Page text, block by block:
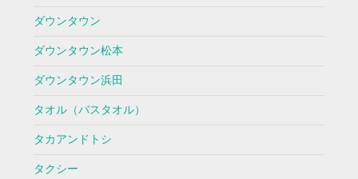
ダウンタウン
ダウンタウン松本
ダウンタウン浜田
タオル（バスタオル）
タカアンドトシ
タクシー